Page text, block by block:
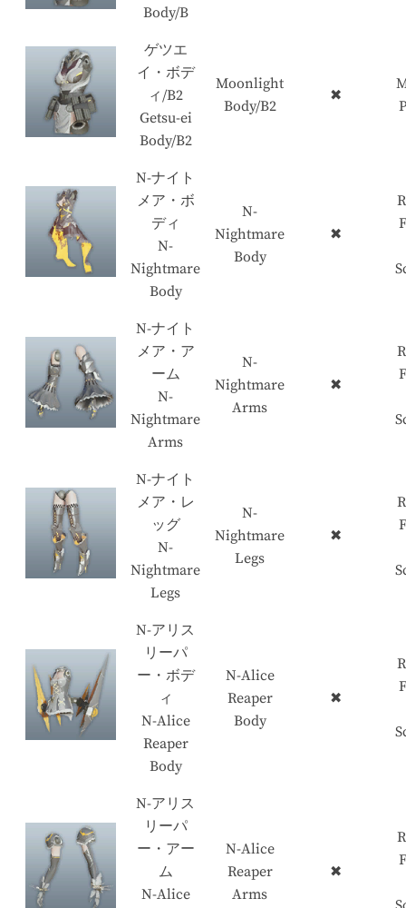
Body/B
ゲツエ
イ・ボデ
ィ/B2
Getsu-ei
Body/B2
Moonlight
Body/B2
✖
N-ナイト
メア・ボ
ディ
N-
Nightmare
Body
N-
Nightmare
Body
✖
N-ナイト
メア・ア
ーム
N-
Nightmare
Arms
N-
Nightmare
Arms
✖
N-ナイト
メア・レ
ッグ
N-
Nightmare
Legs
N-
Nightmare
Legs
✖
N-アリス
リーパ
ー・ボデ
ィ
N-Alice
Reaper
Body
N-Alice
Reaper
Body
✖
N-アリス
リーパ
ー・アー
ム
N-Alice
N-Alice
Reaper
Arms
✖